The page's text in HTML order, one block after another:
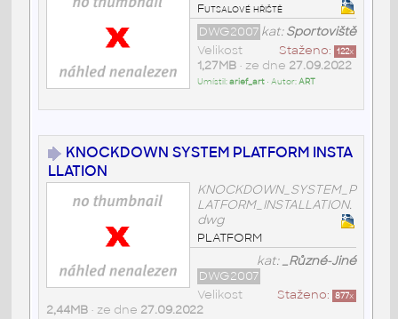
Futsalové hřiště
kat:Sportoviště
DWG2007
Staženo: 122x
Velikost
1,27MB• ze dne 27.09.2022
Umístil:arief_art• Autor:ART
KNOCKDOWN SYSTEM PLATFORM INSTA
LLATION
KNOCKDOWN_SYSTEM_P
LATFORM_INSTALLATION.
dwg
PLATFORM
kat:_Různé-Jiné
DWG2007
Staženo: 877x
Velikost
2,44MB• ze dne 27.09.2022